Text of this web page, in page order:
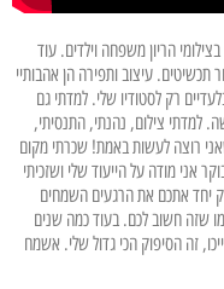
הריון משפחה וילדים. עוד
תכשיטים. עיצוב ותפירה הן אהבותיי
רק לסטודיו שלי. למדתי גם
למדתי צילום, נהנתי, התנסיתי,
רוצה לעשות באמת! שכרתי מקום
אני מודה על הייעוד שלי ושזכיתי
יחד אתכם את הרגעים השמחים
שזה חשוב לכם. בעוד כמה שנים
זה הסיפוק הכי גדול שלי. אשמח